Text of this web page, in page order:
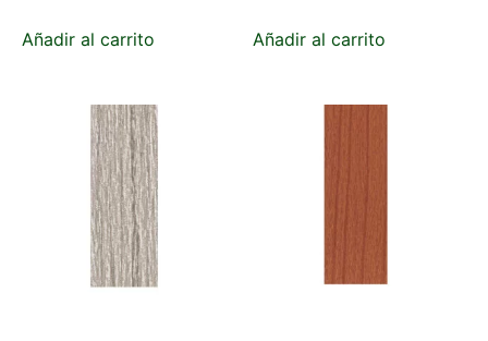
Añadir al carrito Añadir al carrito